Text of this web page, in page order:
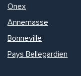
Onex
Annemasse
Bonneville
Pays Bellegardien